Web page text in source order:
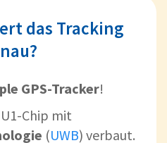
das Tracking
GPS-Tracker!
Chip mit
(UWB) verbaut.